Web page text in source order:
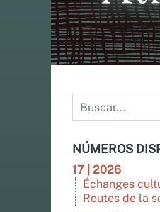
NÚMEROS
17 | 2026
Échanges
Routes de la